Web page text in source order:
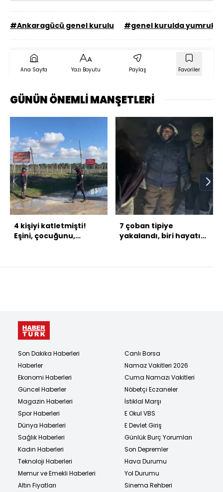
#Ankaragücü genel kurulu #genel kurulda
Ana Sayfa Yazı Boyutu Paylaş Favoriler
GÜNÜN ÖNEMLİ MANŞETLERİ
4 kişiyi katletmişti!
Eşini, çocuğunu,
7 çoban tipiye
yakalandı, biri hayatını
Son Dakika Haberleri
Haberler
Ekonomi Haberleri
Güncel Haberler
Magazin Haberleri
Spor Haberleri
Dünya Haberleri
Sağlık Haberleri
Kadın Haberleri
Teknoloji Haberleri
Memur ve Emekli Haberleri
Altın Fiyatları
Canlı Borsa
Namaz Vakitleri 2026
Cuma Namazı Vakitleri
Nöbetçi Eczaneler
İstiklal Marşı
E Okul VBS
E Devlet Giriş
Günlük Burç Yorumları
Son Depremler
Hava Durumu
Yol Durumu
Sinema Rehberi